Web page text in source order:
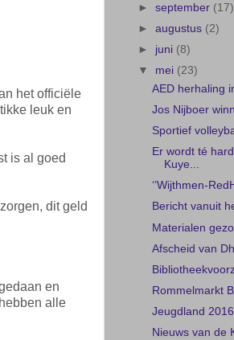
het officiële
leuk en
is al goed
dit geld
en
alle
►september (17)
►augustus (2)
► juni (8)
▼ mei (23)
AED herhaling
Jos Nijboer
Sportief
Er wordt té
Kuye...
‘’Wijthmen-
Bericht vanuit
Materialen
Afscheid van
Rommelmarkt
Jeugdland 2016
Nieuws van de